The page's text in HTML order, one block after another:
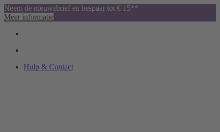
Neem de nieuwsbrief en bespaar tot € 15**
Meer informatie
Hulp & Contact